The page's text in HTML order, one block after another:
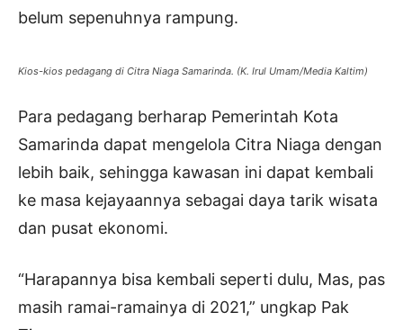
belum sepenuhnya rampung.
Kios-kios pedagang di Citra Niaga Samarinda. (K. Irul Umam/Media Kaltim)
Para pedagang berharap Pemerintah Kota
Samarinda dapat mengelola Citra Niaga dengan
lebih baik, sehingga kawasan ini dapat kembali
ke masa kejayaannya sebagai daya tarik wisata
dan pusat ekonomi.
“Harapannya bisa kembali seperti dulu, Mas, pas
masih ramai-ramainya di 2021,” ungkap Pak